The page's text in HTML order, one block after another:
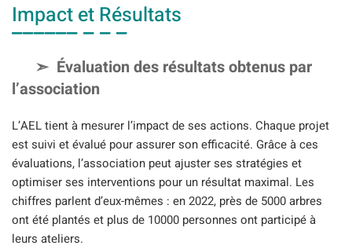
Impact et Résultats
Évaluation des résultats obtenus par
l’association
L’AEL tient à mesurer l’impact de ses actions. Chaque projet
est suivi et évalué pour assurer son efficacité. Grâce à ces
évaluations, l’association peut ajuster ses stratégies et
optimiser ses interventions pour un résultat maximal. Les
chiffres parlent d’eux-mêmes : en 2022, près de 5000 arbres
ont été plantés et plus de 10000 personnes ont participé à
leurs ateliers.